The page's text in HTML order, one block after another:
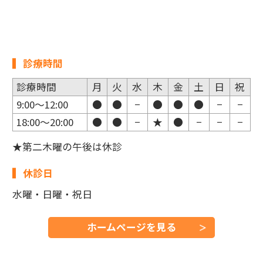
診療時間
診療時間
月 火 水 木 金 土 日
祝
9:00～12:00
● ● − ● ● ● −
−
18:00～20:00
● ● − ★ ● − −
−
★第二木曜の午後は休診
休診日
水曜・日曜・祝日
ホームページを見る